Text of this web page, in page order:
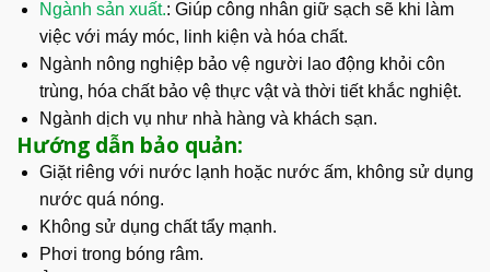
Ngành sản xuất.: Giúp công nhân giữ sạch sẽ khi làm
việc với máy móc, linh kiện và hóa chất.
Ngành nông nghiệp bảo vệ người lao động khỏi côn
trùng, hóa chất bảo vệ thực vật và thời tiết khắc nghiệt.
Ngành dịch vụ như nhà hàng và khách sạn.
Hướng dẫn bảo quản:
Giặt riêng với nước lạnh hoặc nước ấm, không sử dụng
nước quá nóng.
Không sử dụng chất tẩy mạnh.
Phơi trong bóng râm.